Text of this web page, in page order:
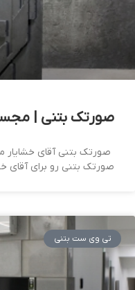
صورتک بتنی |
صورتک بتنی آقای خشایار
صورتک بتنی رو برای آقای
تی وی ست بتنی